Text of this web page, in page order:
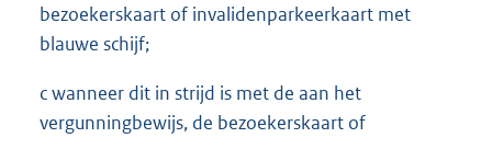
bezoekerskaart of invalidenparkeerkaart met
blauwe schijf;
c wanneer dit in strijd is met de aan het
vergunningbewijs, de bezoekerskaart of